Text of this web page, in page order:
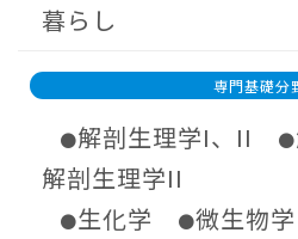
暮らし
専門基礎分
●解剖生理学I、II ●
解剖生理学II
●生化学 ●微生物